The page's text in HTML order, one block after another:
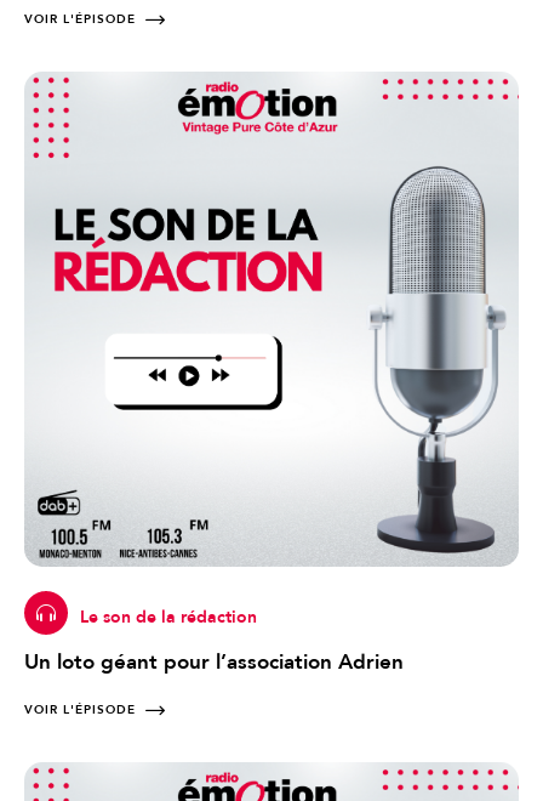
VOIR L'ÉPISODE
Le son de la rédaction
Un loto géant pour l’association Adrien
VOIR L'ÉPISODE